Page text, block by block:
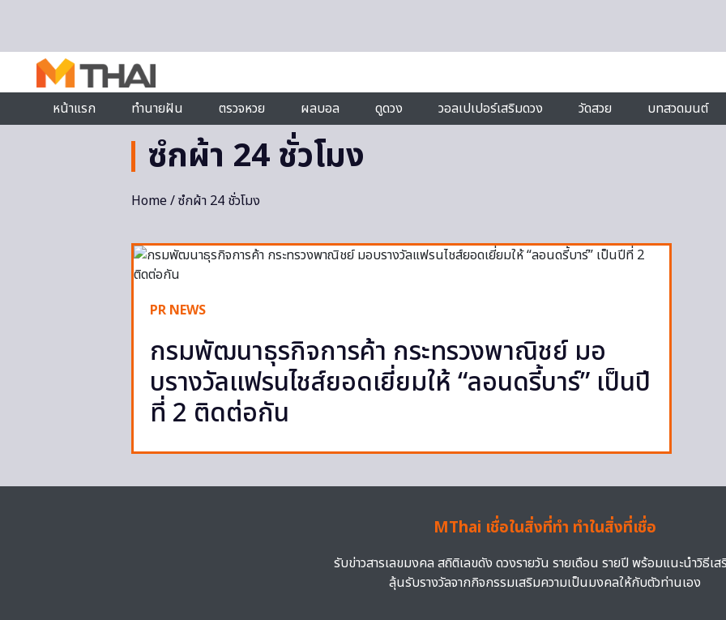
หน้าแรก
ทำนายฝัน ตรวจหวย ผลบอล ดูดวง วอลเปเปอร์เสริมดวง วัดสวย บทสวดมนต์
ซํกผ้า 24 ชั่วโมง
Home/ ซํกผ้า 24 ชั่วโมง
PR NEWS
กรมพัฒนาธุรกิจการค้า กระทรวงพาณิชย์ มอ
บรางวัลแฟรนไชส์ยอดเยี่ยมให้ “ลอนดรี้บาร์” เป็นปี
ที่ 2 ติดต่อกัน
MThai เชื่อในสิ่งที่ทำ ทำในสิ่งที่เชื่อ
รับข่าวสารเลขมงคล สถิติเลขดัง ดวงรายวัน รายเดือน รายปี พร้อมแนะนำวิธีเส
ลุ้นรับรางวัลจากกิจกรรมเสริมความเป็นมงคลให้กับตัวท่านเอง